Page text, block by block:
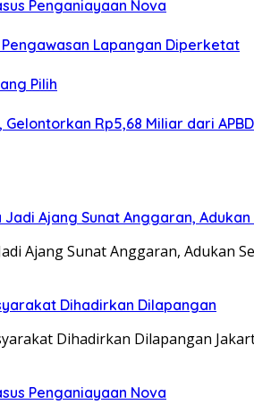
Penganiayaan Nova
Lapangan Diperketat
Pilih
Rp5,68 Miliar dari APBD
Ajang Sunat Anggaran,
Ajang Sunat Anggaran, Adukan
Dihadirkan Dilapangan
Dihadirkan Dilapangan
Penganiayaan Nova